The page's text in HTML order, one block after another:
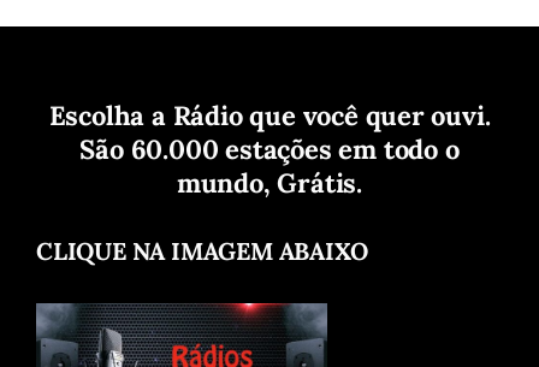
Escolha a Rádio que você quer ouvi.
São 60.000 estações em todo o
mundo, Grátis.
CLIQUE NA IMAGEM ABAIXO